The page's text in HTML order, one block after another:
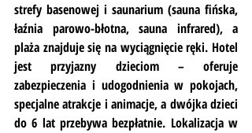
strefy basenowej i saunarium (sauna fińska,
łaźnia parowo-błotna, sauna infrared), a
plaża znajduje się na wyciągnięcie ręki. Hotel
jest przyjazny dzieciom – oferuje
zabezpieczenia i udogodnienia w pokojach,
specjalne atrakcje i animacje, a dwójka dzieci
do 6 lat przebywa bezpłatnie. Lokalizacja w